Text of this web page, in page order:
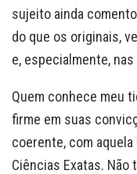
sujeito ainda
do que os originais,
e, especialmente,
Quem conhece meu
firme em suas
coerente, com
Ciências Exatas. Não